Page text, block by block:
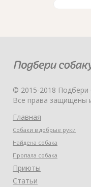
© 2015-2018 Подбери
Все права защищены
Главная
Собаки в добрые руки
Найдена собака
Пропала собака
Приюты
Статьи